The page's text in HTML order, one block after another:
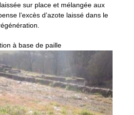
sur place et mélangée aux
l’excès d’azote laissé dans le
à base de paille